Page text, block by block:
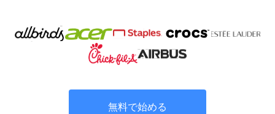
無料で始める